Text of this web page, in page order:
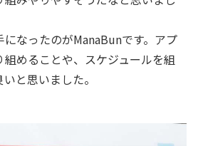
なったのがManaBunです。アプ
めることや、スケジュールを組
と思いました。